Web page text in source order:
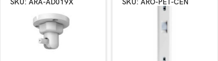
SKU: ARA-AD019X SKU: ARO-PET-CEN